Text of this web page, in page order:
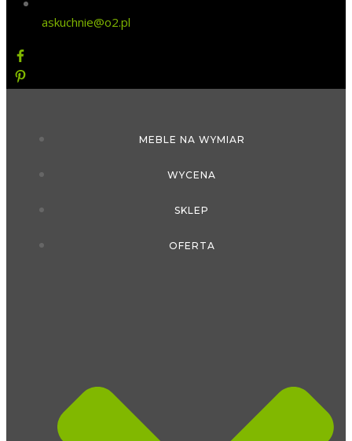
askuchnie@o2.pl
MEBLE NA WYMIAR
WYCENA
SKLEP
OFERTA